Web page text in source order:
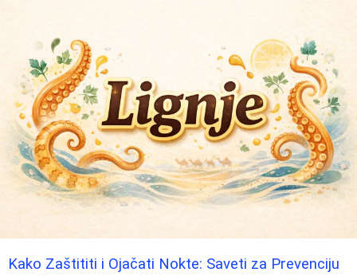
Kako Zaštititi i Ojačati Nokte: Saveti za Prevenciju